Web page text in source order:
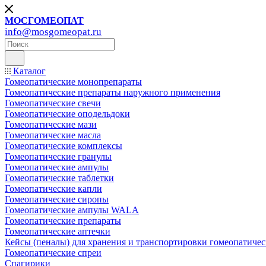
МОСГОМЕОПАТ
info@mosgomeopat.ru
Каталог
Гомеопатические монопрепараты
Гомеопатические препараты наружного применения
Гомеопатические свечи
Гомеопатические оподельдоки
Гомеопатические мази
Гомеопатические масла
Гомеопатические комплексы
Гомеопатические гранулы
Гомеопатические ампулы
Гомеопатические таблетки
Гомеопатические капли
Гомеопатические сиропы
Гомеопатические ампулы WALA
Гомеопатические препараты
Гомеопатические аптечки
Кейсы (пеналы) для хранения и транспортировки
Гомеопатические спреи
Спагирики